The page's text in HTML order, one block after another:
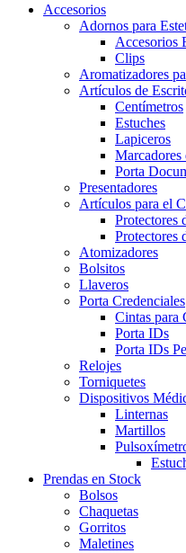
Accesorios
Adornos para
Accesorios
Clips
Aromatizadores
Artículos de
Centímetros
Estuches
Lapiceros
Marcadores
Porta
Presentadores
Artículos para el
Protectores
Protectores
Atomizadores
Bolsitos
Llaveros
Porta Credenciales
Cintas para
Porta IDs
Porta IDs
Relojes
Torniquetes
Dispositivos
Linternas
Martillos
Prendas en Stock
Bolsos
Chaquetas
Gorritos
Maletines